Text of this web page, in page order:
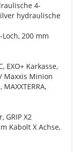
4-
hydraulische
Loch, 200 mm
EXO+ Karkasse,
Maxxis Minion
GRIP X2
Kabolt X Achse,